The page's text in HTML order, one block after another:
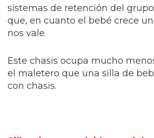
sistemas de retención del
que, en cuanto el bebé crece
nos vale.
Este chasis ocupa mucho
el maletero que una silla de
con chasis.